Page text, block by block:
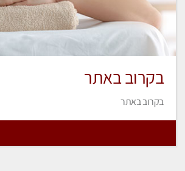
בקרוב באתר
בקרוב באתר